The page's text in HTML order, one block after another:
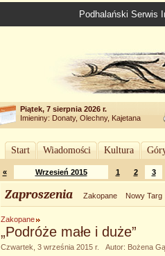
Podhalański Serwis
Piątek, 7 sierpnia 2026 r.
Imieniny: Donaty, Olechny, Kajetana
Start Wiadomości Kultura
« Wrzesień 2015 1 2 3
Zaproszenia Zakopane Nowy Targ
Zakopane
„Podróże małe i duże”
Czwartek, 3 września 2015 r. Autor: Bożena